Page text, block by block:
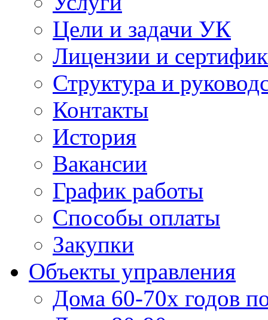
Цели и задачи УК
Лицензии и
Структура и
Контакты
История
Вакансии
График работы
Способы оплаты
Закупки
Объекты управления
Дома 60-70х годов